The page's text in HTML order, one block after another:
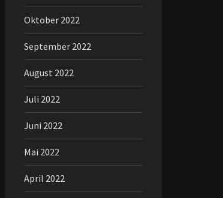
Oktober 2022
September 2022
August 2022
Juli 2022
Juni 2022
Mai 2022
April 2022